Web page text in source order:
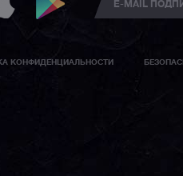
КОНФИДЕНЦИАЛЬНОСТИ